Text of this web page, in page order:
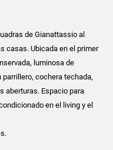
de Gianattassio al
casas. Ubicada en el primer
luminosa de
cochera techada,
aberturas. Espacio para
en el living y el